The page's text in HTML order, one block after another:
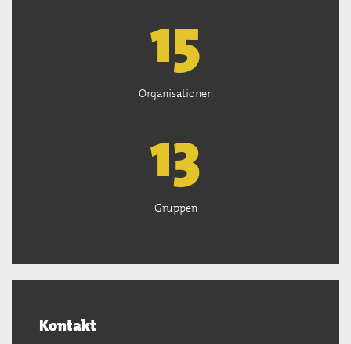
15
Organisationen
13
Gruppen
Kontakt